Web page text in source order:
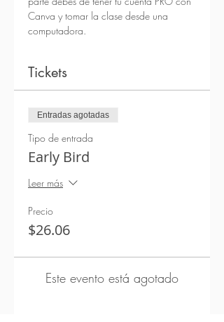
Canva y tomar la clase desde una
computadora.
Tickets
Entradas agotadas
Tipo de entrada
Early Bird
Leer más
Precio
$26.06
Este evento está agotado